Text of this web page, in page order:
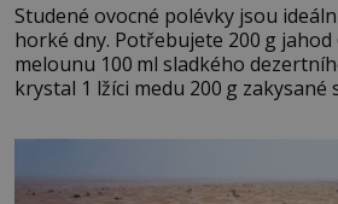
Studené ovocné polévky jsou
horké dny. Potřebujete 200 g jahod 600 g žlutého
melounu 100 ml sladkého
krystal 1 lžíci medu 200 g zakysané